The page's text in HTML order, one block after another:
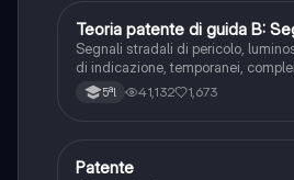
Ed. civ.
Teoria patente di guida B:
Segnali stradali di pericolo,
di indicazione, temporanei,
integrativi, segnaletica
agenti del traffico, distanza di
5ªl 41,132 1,673
Altro
Patente